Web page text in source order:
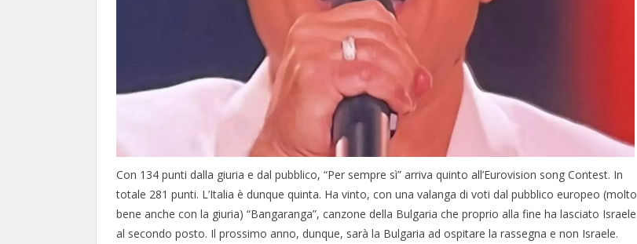
Con 134 punti dalla giuria e dal pubblico, “Per sempre sì” arriva quinto all’Eurovision song Contest. In
totale 281 punti. L’Italia è dunque quinta. Ha vinto, con una valanga di voti dal pubblico europeo (molto
bene anche con la giuria) “Bangaranga”, canzone della Bulgaria che proprio alla fine ha lasciato Israele
al secondo posto. Il prossimo anno, dunque, sarà la Bulgaria ad ospitare la rassegna e non Israele.